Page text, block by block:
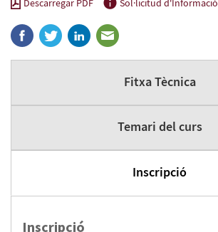
Descarregar PDF Sol·licitud d'Informació
Fitxa Tècnica
Temari del curs
Inscripció